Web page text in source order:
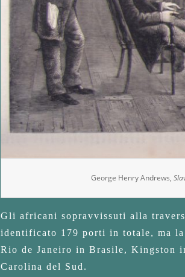
R
C
H
E
George Henry Andrews,
Gli africani sopravvissuti alla
identificato 179 porti in totale, ma
Rio de Janeiro in Brasile, Kingston
Carolina del Sud.